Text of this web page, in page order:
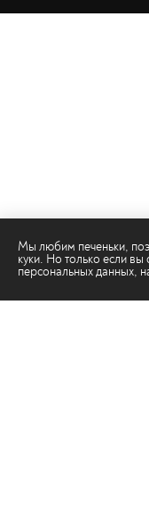
Мы любим печеньки,
куки. Но только если вы
персональных данных,